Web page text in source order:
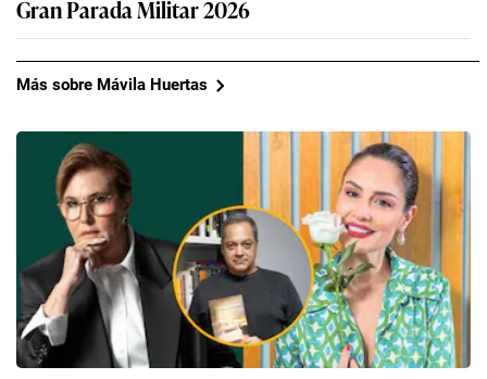
Gran Parada Militar 2026
Más sobre Mávila Huertas